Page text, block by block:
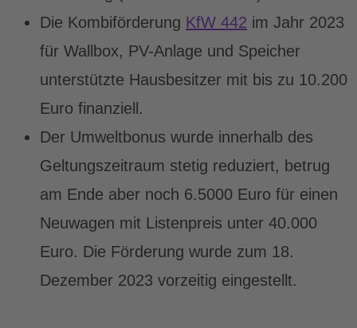
Die Kombiförderung KfW 442 im Jahr 2023
für Wallbox, PV-Anlage und Speicher
unterstützte Hausbesitzer mit bis zu 10.200
Euro finanziell.
Der Umweltbonus wurde innerhalb des
Geltungszeitraum stetig reduziert, betrug
am Ende aber noch 6.5000 Euro für einen
Neuwagen mit Listenpreis unter 40.000
Euro. Die Förderung wurde zum 18.
Dezember 2023 vorzeitig eingestellt.